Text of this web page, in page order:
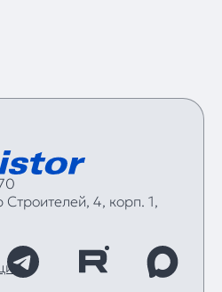
Строителей, 4, корп. 1,